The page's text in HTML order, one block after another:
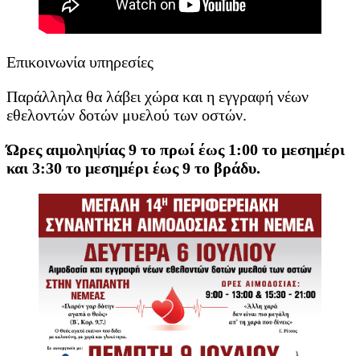
Επικοινωνία υπηρεσίες
Παράλληλα θα λάβει χώρα και η εγγραφή νέων
εθελοντών δοτών μυελού των οστών.
Ώρες αιμοληψίας 9 το πρωί έως 1:00 το μεσημέρι
και 3:30 το μεσημέρι έως 9 το βράδυ.